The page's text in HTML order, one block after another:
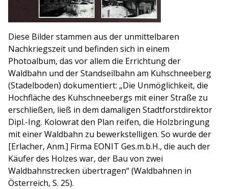
Diese Bilder stammen aus der unmittelbaren
Nachkriegszeit und befinden sich in einem
Photoalbum, das vor allem die Errichtung der
Waldbahn und der Standseilbahn am Kuhschneeberg
(Stadelboden) dokumentiert: „Die Unmöglichkeit, die
Hochfläche des Kuhschneebergs mit einer Straße zu
erschließen, ließ in dem damaligen Stadtforstdirektor
Dipl.-Ing. Kolowrat den Plan reifen, die Holzbringung
mit einer Waldbahn zu bewerkstelligen. So wurde der
[Erlacher, Anm.] Firma EONIT Ges.m.b.H., die auch der
Käufer des Holzes war, der Bau von zwei
Waldbahnstrecken übertragen“ (Waldbahnen in
Österreich, S. 25).